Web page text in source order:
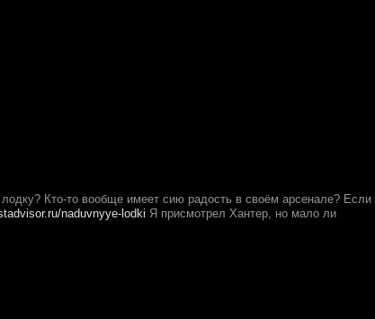
Кто-то вообще имеет сию радость в своём арсенале? Если
naduvnyye-lodki Я присмотрел Хантер, но мало ли